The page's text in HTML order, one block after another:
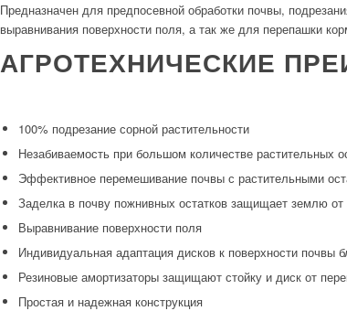
Предназначен для предпосевной обработки почвы,
выравнивания поверхности поля, а так же для перепашки
АГРОТЕХНИЧЕСКИЕ
100% подрезание сорной растительности
Незабиваемость при большом количестве растительных
Эффективное перемешивание почвы с растительными
Заделка в почву пожнивных остатков защищает землю от
Выравнивание поверхности поля
Индивидуальная адаптация дисков к поверхности почвы
Резиновые амортизаторы защищают стойку и диск от
Простая и надежная конструкция